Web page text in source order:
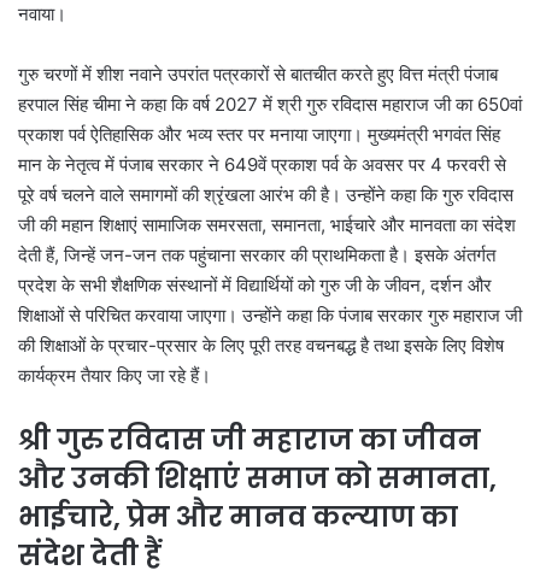
नवाया।
गुरु चरणों में शीश नवाने उपरांत पत्रकारों से बातचीत करते हुए वित्त मंत्री पंजाब
हरपाल सिंह चीमा ने कहा कि वर्ष 2027 में श्री गुरु रविदास महाराज जी का 650वां
प्रकाश पर्व ऐतिहासिक और भव्य स्तर पर मनाया जाएगा। मुख्यमंत्री भगवंत सिंह
मान के नेतृत्व में पंजाब सरकार ने 649वें प्रकाश पर्व के अवसर पर 4 फरवरी से
पूरे वर्ष चलने वाले समागमों की श्रृंखला आरंभ की है। उन्होंने कहा कि गुरु रविदास
जी की महान शिक्षाएं सामाजिक समरसता, समानता, भाईचारे और मानवता का संदेश
देती हैं, जिन्हें जन-जन तक पहुंचाना सरकार की प्राथमिकता है। इसके अंतर्गत
प्रदेश के सभी शैक्षणिक संस्थानों में विद्यार्थियों को गुरु जी के जीवन, दर्शन और
शिक्षाओं से परिचित करवाया जाएगा। उन्होंने कहा कि पंजाब सरकार गुरु महाराज जी
की शिक्षाओं के प्रचार-प्रसार के लिए पूरी तरह वचनबद्ध है तथा इसके लिए विशेष
कार्यक्रम तैयार किए जा रहे हैं।
श्री गुरु रविदास जी महाराज का जीवन
और उनकी शिक्षाएं समाज को समानता,
भाईचारे, प्रेम और मानव कल्याण का
संदेश देती हैं